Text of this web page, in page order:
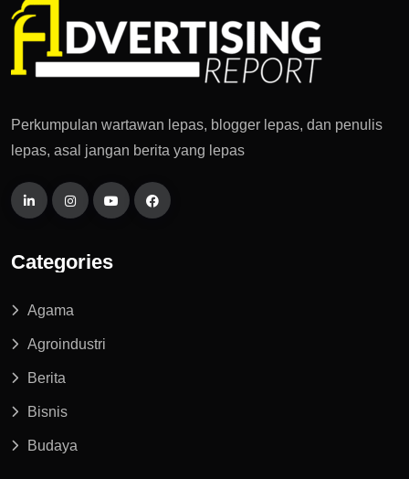
Perkumpulan wartawan lepas, blogger lepas, dan penulis
lepas, asal jangan berita yang lepas
Categories
Agama
Agroindustri
Berita
Bisnis
Budaya